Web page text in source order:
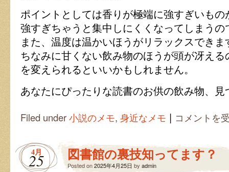
ポイントとしては香りが極端に強すぎいも
強すぎちゃうと集中しにくくなってしまうの
また、温度は温かいほうがリラックスできま
ちなみに甘くない飲み物のほうが頭が冴え
を変えられるといいかもしれません。
あなたにぴったりな読書のお供の飲み物、
Filed under小説のメモ, 身近なメモ |
読
書
っ
た
コメントを
4月
25 図書館の裏技知ってます？
Posted on2025年4月25日 by admin